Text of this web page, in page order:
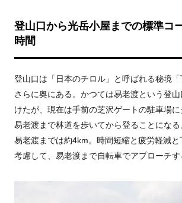
登山口から光岳小屋までの標準コ
時間
登山口は「日本のチロル」と呼ばれる秘境
さらに奥にある。かつては易老渡という登
けたが、現在は手前の芝沢ゲートの駐車場に
易老渡まで林道を歩いてから登ることにな
易老渡までは約4km。時間短縮と疲労軽減
考慮して、易老渡まで自転車でアプローチす